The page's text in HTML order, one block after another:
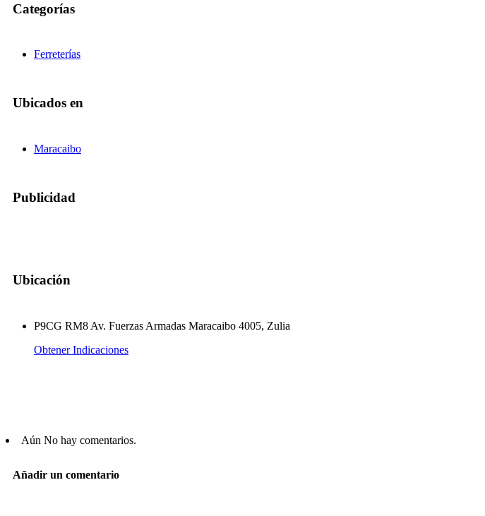
Categorías
Ferreterías
Ubicados en
Maracaibo
Publicidad
Ubicación
P9CG RM8 Av. Fuerzas Armadas Maracaibo 4005, Zulia
Obtener Indicaciones
Aún No hay comentarios.
Añadir un comentario